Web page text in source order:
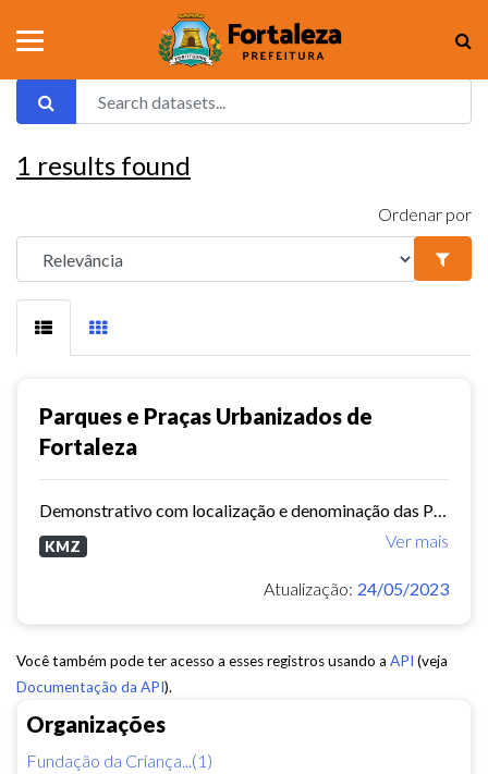
Organizações
Fundação da Criança...(1)
1 results found
Ordenar por
Parques e Praças Urbanizados de
Fortaleza
Ver mais
KMZ
Atualização: 24/05/2023
Você também pode ter acesso a esses registros usando a API (veja
Documentação da API).